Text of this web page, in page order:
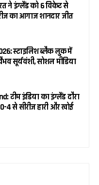
ने इंग्लैंड को 6 विकेट से
का आगाज शानदार जीत
स्टाइलिश ब्लैक लुक में
सूर्यवंशी, सोशल मीडिया
टीम इंडिया का इंग्लैंड दौरा
4 से सीरीज हारी और खोई